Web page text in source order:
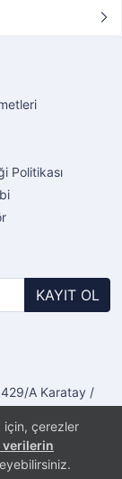
için, çerezler
Politikası
KAYIT OL
A Karatay /